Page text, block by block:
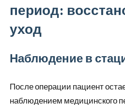
период:
уход
Наблюдение в
После операции пациент
наблюдением медицинского